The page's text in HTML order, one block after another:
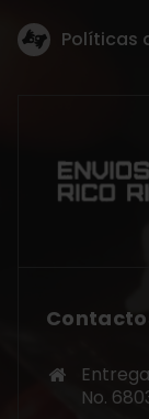
Políticas
No.